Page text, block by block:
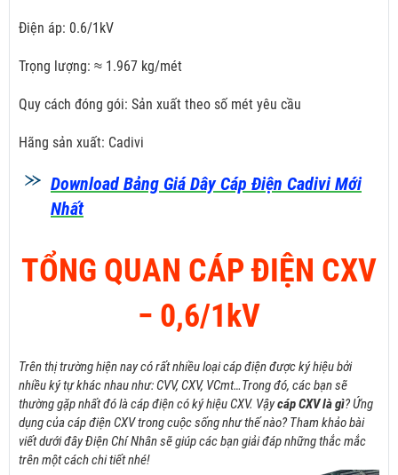
Điện áp: 0.6/1kV
Trọng lượng: ≈ 1.967 kg/mét
Quy cách đóng gói: Sản xuất theo số mét yêu cầu
Hãng sản xuất: Cadivi
Download Bảng Giá Dây Cáp Điện Cadivi Mới
Nhất
TỔNG QUAN CÁP ĐIỆN CXV
­− 0,6/1kV
Trên thị trường hiện nay có rất nhiều loại cáp điện được ký hiệu bởi
nhiềuký tự khác nhau như: CVV, CXV, VCmt…Trong đó, các bạn sẽ
thường gặp nhất đó là cáp điện có ký hiệu CXV. Vậycáp CXV là gì? Ứng
dụng của cáp điện CXV trong cuộc sống như thế nào? Tham khảo bài
viết dưới đây Điện Chí Nhân sẽ giúp các bạn giải đáp những thắc mắc
trên một cách chi tiết nhé!